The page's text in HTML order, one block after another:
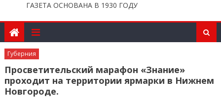
ГАЗЕТА ОСНОВАНА В 1930 ГОДУ
Губерния
Просветительский марафон «Знание»
проходит на территории ярмарки в Нижнем
Новгороде.